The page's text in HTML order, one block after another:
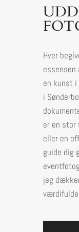
Hver
en kunst
i
er en stor
eller en
guide dig
jeg